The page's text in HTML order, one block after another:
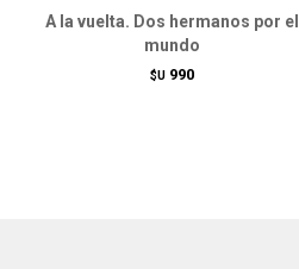
A la vuelta. Dos hermanos por el
mundo
$U 990